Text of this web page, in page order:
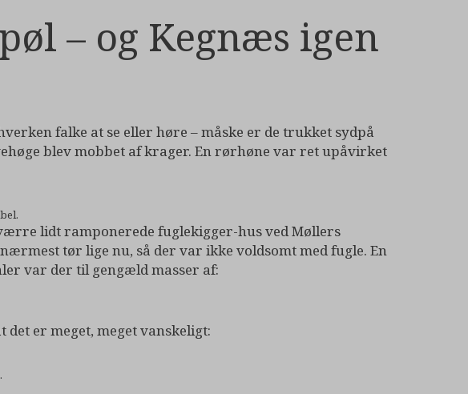
– og Kegnæs igen
falke at se eller høre – måske er de trukket sydpå
blev mobbet af krager. En rørhøne var ret upåvirket
lidt ramponerede fuglekigger-hus ved Møllers
tør lige nu, så der var ikke voldsomt med fugle. En
var der til gengæld masser af:
det er meget, meget vanskeligt: